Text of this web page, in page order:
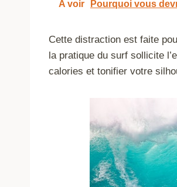
A voir Pourquoi vous
Cette distraction est faite
la pratique du surf sollicite
calories et tonifier votre